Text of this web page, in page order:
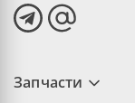
Запчасти